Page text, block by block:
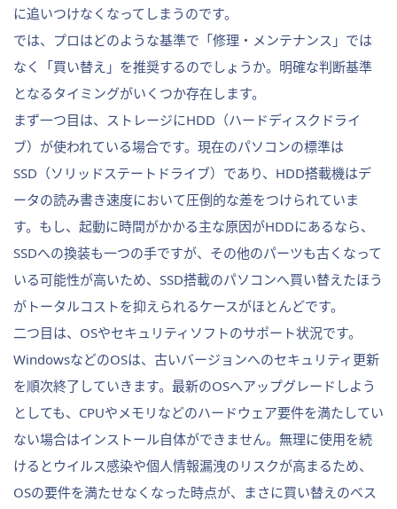
に追いつけなくなってしまうのです。
では、プロはどのような基準で「修理・メンテナンス」では
なく「買い替え」を推奨するのでしょうか。明確な判断基準
となるタイミングがいくつか存在します。
まず一つ目は、ストレージにHDD（ハードディスクドライ
ブ）が使われている場合です。現在のパソコンの標準は
SSD（ソリッドステートドライブ）であり、HDD搭載機はデ
ータの読み書き速度において圧倒的な差をつけられていま
す。もし、起動に時間がかかる主な原因がHDDにあるなら、
SSDへの換装も一つの手ですが、その他のパーツも古くなって
いる可能性が高いため、SSD搭載のパソコンへ買い替えたほう
がトータルコストを抑えられるケースがほとんどです。
二つ目は、OSやセキュリティソフトのサポート状況です。
WindowsなどのOSは、古いバージョンへのセキュリティ更新
を順次終了していきます。最新のOSへアップグレードしよう
としても、CPUやメモリなどのハードウェア要件を満たしてい
ない場合はインストール自体ができません。無理に使用を続
けるとウイルス感染や個人情報漏洩のリスクが高まるため、
OSの要件を満たせなくなった時点が、まさに買い替えのベス